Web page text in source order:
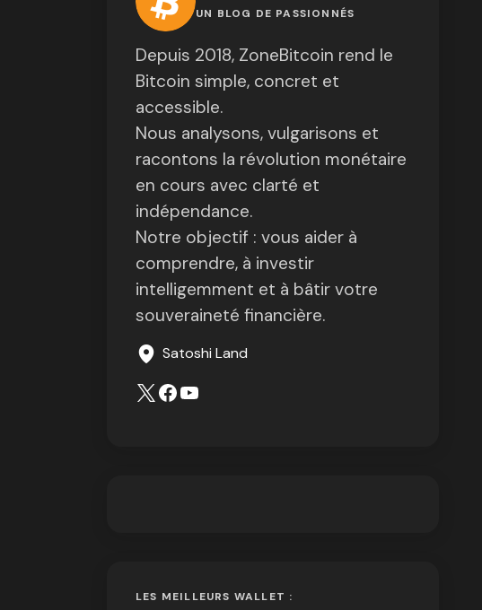
UN BLOG DE PASSIONNÉS
Depuis 2018, ZoneBitcoin rend le
Bitcoin simple, concret et
accessible.
Nous analysons, vulgarisons et
racontons la révolution monétaire
en cours avec clarté et
indépendance.
Notre objectif : vous aider à
comprendre, à investir
intelligemment et à bâtir votre
souveraineté financière.
Satoshi Land
LES MEILLEURS WALLET :